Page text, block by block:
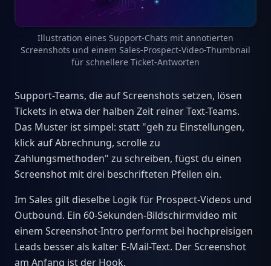
Illustration eines Support-Chats mit annotierten
Screenshots und einem Sales-Prospect-Video-Thumbnail
für schnellere Ticket-Antworten
Support-Teams, die auf Screenshots setzen, lösen
Tickets in etwa der halben Zeit reiner Text-Teams.
Das Muster ist simpel: statt "geh zu Einstellungen,
klick auf Abrechnung, scrolle zu
Zahlungsmethoden" zu schreiben, fügst du einen
Screenshot mit drei beschrifteten Pfeilen ein.
Im Sales gilt dieselbe Logik für Prospect-Videos und
Outbound. Ein 60-Sekunden-Bildschirmvideo mit
einem Screenshot-Intro performt bei hochpreisigen
Leads besser als kalter E-Mail-Text. Der Screenshot
am Anfang ist der Hook.